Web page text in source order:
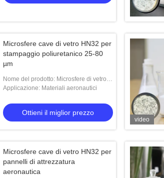
Microsfere cave di vetro HN32 per
stampaggio poliuretanico 25-80
µm
Nome del prodotto: Microsfere di vetro
HN32
Applicazione: Materiali aeronautici
Ottieni il miglior prezzo
video
Microsfere cave di vetro HN32 per
pannelli di attrezzatura
aeronautica